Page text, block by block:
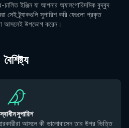
ইঞ্জিন যা আপনার অ্যালগোরিদমিক বুদ্বুদ
সেই ট্র্যাকগুলি সুপারিশ করি যেগুলো প্রকৃত
আসলেই উপভোগ করেন।
বৈশিষ্ট্য
স্বাধীন সুপারিশ
আসলে কী ভালোবাসেন তার উপর ভিত্তি